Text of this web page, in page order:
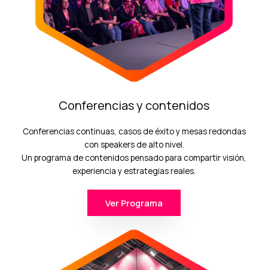
Conferencias y contenidos
Conferencias continuas, casos de éxito y mesas redondas
con speakers de alto nivel.
Un programa de contenidos pensado para compartir visión,
experiencia y estrategias reales.
Ver Programa